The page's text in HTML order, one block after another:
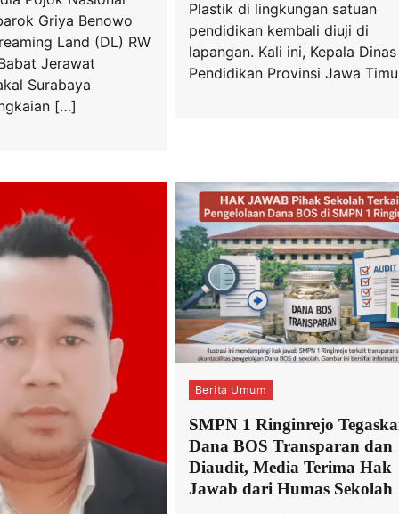
Griya Benowo
Land (DL) RW
Jerawat
Surabaya
[…]
Plastik di lingkungan satuan
pendidikan kembali diuji di
lapangan. Kali ini, Kepala Dinas
Pendidikan Provinsi Jawa
Berita Umum
SMPN 1 Ringinrejo
Dana BOS Transparan dan
Diaudit, Media Terima Hak
Jawab dari Humas Sekolah